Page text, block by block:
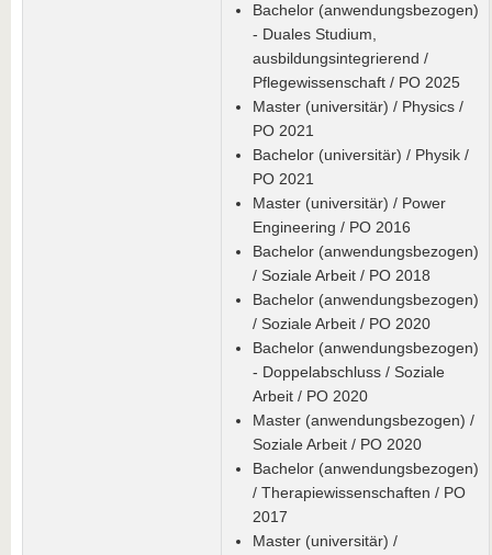
Bachelor (anwendungsbezogen)
- Duales Studium,
ausbildungsintegrierend /
Pflegewissenschaft / PO 2025
Master (universitär) / Physics /
PO 2021
Bachelor (universitär) / Physik /
PO 2021
Master (universitär) / Power
Engineering / PO 2016
Bachelor (anwendungsbezogen)
/ Soziale Arbeit / PO 2018
Bachelor (anwendungsbezogen)
/ Soziale Arbeit / PO 2020
Bachelor (anwendungsbezogen)
- Doppelabschluss / Soziale
Arbeit / PO 2020
Master (anwendungsbezogen) /
Soziale Arbeit / PO 2020
Bachelor (anwendungsbezogen)
/ Therapiewissenschaften / PO
2017
Master (universitär) /